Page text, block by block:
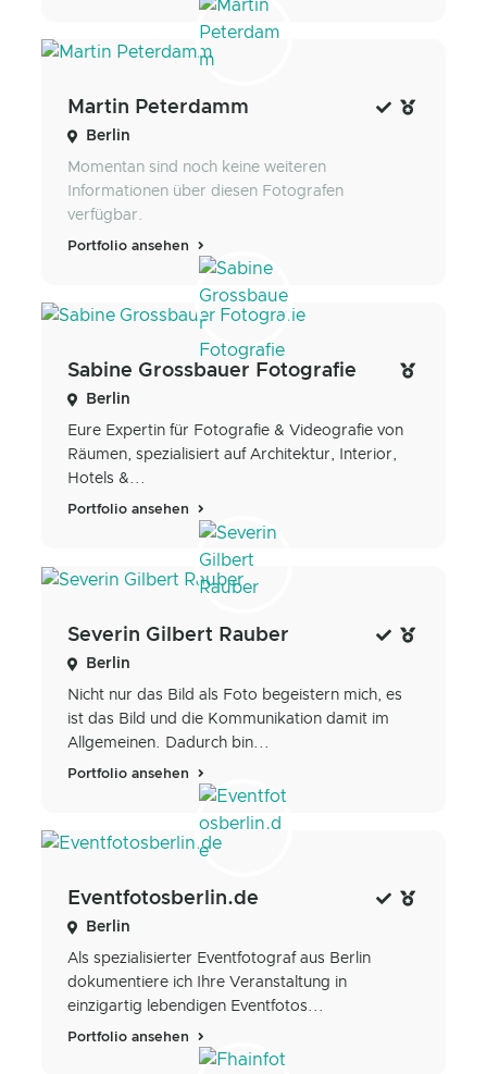
Martin Peterdamm
Berlin
Momentan sind noch keine weiteren
Informationen über diesen Fotografen
verfügbar.
Portfolio ansehen
Sabine Grossbauer Fotografie
Berlin
Eure Expertin für Fotografie & Videografie von
Räumen, spezialisiert auf Architektur, Interior,
Hotels &...
Portfolio ansehen
Severin Gilbert Rauber
Berlin
Nicht nur das Bild als Foto begeistern mich, es
ist das Bild und die Kommunikation damit im
Allgemeinen. Dadurch bin...
Portfolio ansehen
Eventfotosberlin.de
Berlin
Als spezialisierter Eventfotograf aus Berlin
dokumentiere ich Ihre Veranstaltung in
einzigartig lebendigen Eventfotos...
Portfolio ansehen